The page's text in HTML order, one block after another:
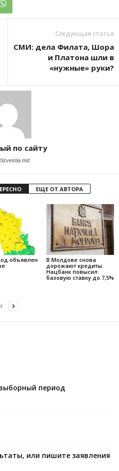
Следующая статья
СМИ: дела Филата, Шора
и Платона шли в
«нужные» руки?
по сайту
izvestia.md
ЕЩЕ ОТ АВТОРА
объявлен
В Молдове снова
дорожают кредиты.
Нацбанк повысил
базовую ставку до 7,5%
период
или пишите заявления